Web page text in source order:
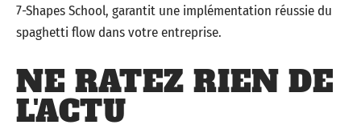
7-Shapes School, garantit une implémentation réussie du
spaghetti flow dans votre entreprise.
NE RATEZ RIEN DE
L'ACTU